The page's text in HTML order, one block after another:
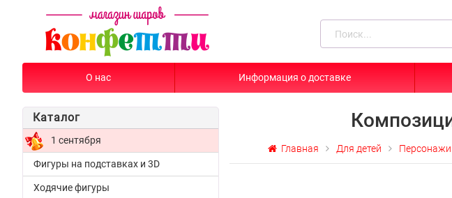
О нас Информация о доставке
Каталог
1 сентября
Фигуры на подставках и 3D
Ходячие фигуры
Главная Для детей